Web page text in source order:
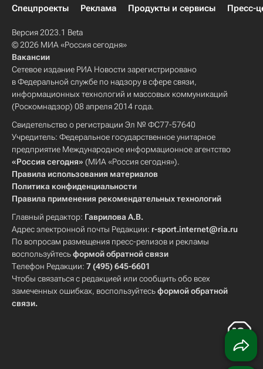
Спецпроекты
Реклама Продукты и сервисы Пресс-
Версия 2023.1 Beta
© 2026 МИА «Россия сегодня»
Вакансии
Сетевое издание РИА Новости зарегистрировано
в Федеральной службе по надзору в сфере связи,
информационных технологий и массовых коммуникаций
(Роскомнадзор) 08 апреля 2014 года.
Свидетельство о регистрации Эл № ФС77-57640
Учредитель: Федеральное государственное унитарное
предприятие Международное информационное агентство
«Россия сегодня» (МИА «Россия сегодня»).
Правила использования материалов
Политика конфиденциальности
Правила применения рекомендательных технологий
Главный редактор: Гаврилова А.В.
Адрес электронной почты Редакции: r-sport.internet@ria.ru
По вопросам размещения пресс-релизов и рекламы
воспользуйтесьформой обратной связи
Телефон Редакции: 7 (495) 645-6601
Чтобы связаться с редакцией или сообщить обо всех
замеченных ошибках, воспользуйтесьформой обратной
связи.